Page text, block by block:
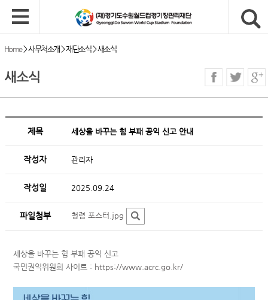
Home>사무처소개 >재단소식>새소식
새소식
제목 세상을 바꾸는 힘 부패 공익 신고 안내
작성자 관리자
작성일 2025.09.24
파일첨부 청렴 포스터.jpg
세상을 바꾸는 힘 부패 공익 신고
국민권익위원회 사이트 : https://www.acrc.go.kr/